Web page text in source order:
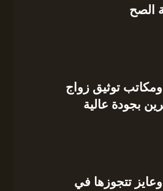
الصح
توثيق زواج
بجودة عالية
وعايز تتجوزها في